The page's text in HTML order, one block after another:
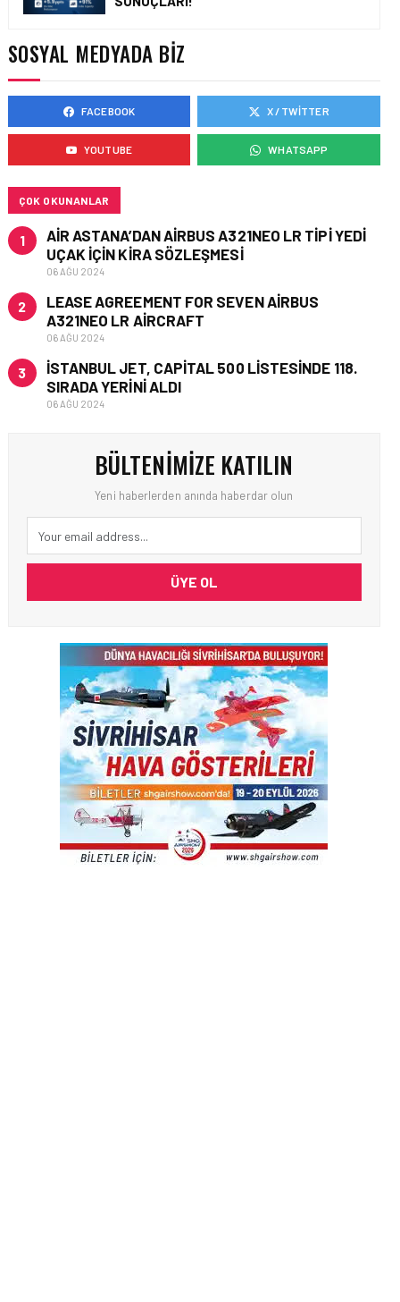
ÇELEBI HAVACILIK
KURTARMA BIRLIĞI’NE
ANLAMLI DESTEK!
HAVACILIK • 05 AĞU 2026
AIRBUS A320NEO
UÇAKLARINDA YOLCU
BINIŞ SÜREÇLERI
SOSYAL MEDYADA BIZ
FACEBOOK X / TWITTER
YOUTUBE WHATSAPP
ÇOK OKUNANLAR
1
AIR ASTANA’DAN AIRBUS A321NEO LR TIPI YEDI
UÇAK IÇIN KIRA SÖZLEŞMESI
06 AĞU 2024
2
LEASE AGREEMENT FOR SEVEN AIRBUS
A321NEO LR AIRCRAFT
06 AĞU 2024
3
İSTANBUL JET, CAPITAL 500 LISTESINDE 118.
SIRADA YERINI ALDI
06 AĞU 2024
BÜLTENIMIZE KATILIN
Yeni haberlerden anında haberdar olun
ÜYE OL